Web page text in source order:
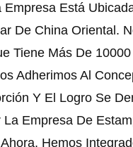
Empresa Está
De China Oriental.
Tiene Más De
Adherimos Al
Y El Logro Se
Empresa De
Hemos